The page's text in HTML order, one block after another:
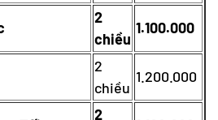
2
chiều
1.100.000
2
chiều
1.200.000
2